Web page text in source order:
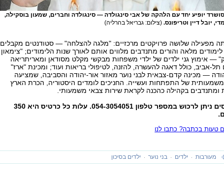
יופיע יחד עם הלהקה של אבי סינגולדה — סינגולדה וחברים, שמעון בוסקילה,
יובל דיין וטריפונס. (צילום: גבריאל בהרליה)
מפעילה שלושה פרויקטים מרכזיים: "מלגה להצלחה" — סטודנטים מקבלים
מלאה והורים מתנדבים מלווים אותם לאורך שנות הלימודים; "צימאון
— אימוץ גני ילדים של ילדי משפחות מבקשי מקלט מסודאן ומאריתריאה
תל-אביב, כולל דאגה להעשרה, להזנה, לטיפולי בריאות ועוד; ומכינת "ארז"
— מכינה קדם-צבאית לבני נוער מאזור אור-יהודה והסביבה, שמציעה
משמעותית של התפתחות ועשייה. החניכים לומדים היסטוריה, הכרת הארץ
ומתנדבים בקהילה כהכנה לקראת שירות צבאי משמעותי.
כרטיסים ניתן לרכוש במספר טלפון ‭.054-3054051‬ עלות כל כרטיס היא ‭350‬
טעות בכתבה? כתבו לנו
מעורבות ילדים בני נוער ילדים בסיכון